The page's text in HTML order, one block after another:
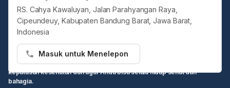
RS. Cahya Kawaluyan, Jalan Parahyangan Raya,
Cipeundeuy, Kabupaten Bandung Barat, Jawa Barat,
Indonesia
Masuk untuk Menelepon
Hello Sehat ingin menjadi sumber informasi Anda dalam membuat
keputusan kesehatan dan agar Anda bisa selalu hidup sehat dan
bahagia.